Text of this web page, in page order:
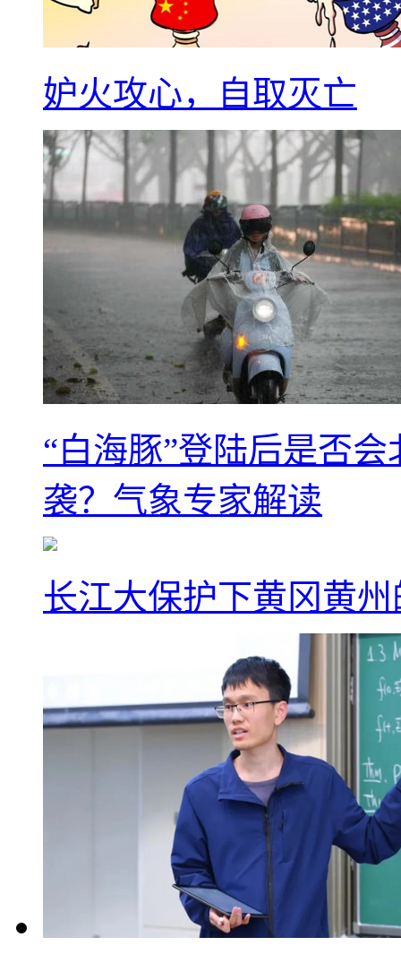
妒火攻心，自取灭亡
“白海豚”登陆后是否
袭？气象专家解读
长江大保护下黄冈黄